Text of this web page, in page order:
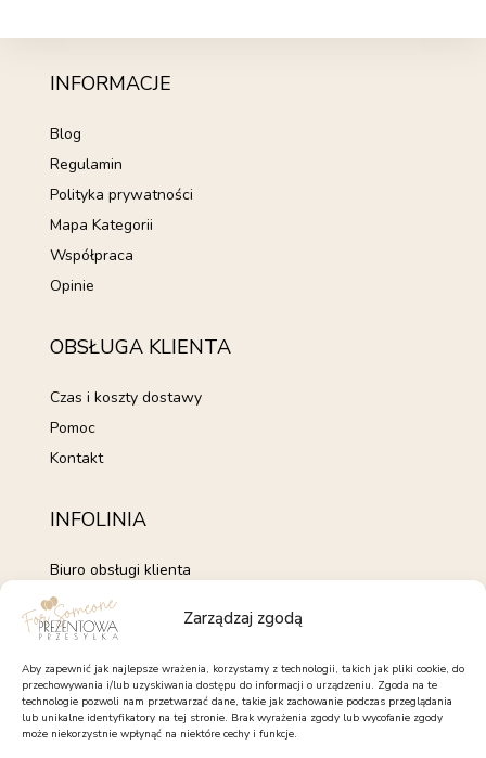
Zarządzaj zgodą
Aby zapewnić jak najlepsze wrażenia, korzystamy z technologii, takich jak pliki cookie, do
przechowywania i/lub uzyskiwania dostępu do informacji o urządzeniu. Zgoda na te
technologie pozwoli nam przetwarzać dane, takie jak zachowanie podczas przeglądania
lub unikalne identyfikatory na tej stronie. Brak wyrażenia zgody lub wycofanie zgody
może niekorzystnie wpłynąć na niektóre cechy i funkcje.
INFORMACJE
Blog
Regulamin
Polityka prywatności
Mapa Kategorii
Współpraca
Opinie
OBSŁUGA KLIENTA
Czas i koszty dostawy
Pomoc
Kontakt
INFOLINIA
Biuro obsługi klienta
+48 735 843 843
pon. - pt. 7:00 - 15:00
kontakt@forsomeone.pl